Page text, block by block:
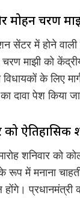
चरण
सेंटर में होने
माझी को
विधायकों के लिए
दावा पेश किया
को
शनिवार को
में मनाना
होंगे।